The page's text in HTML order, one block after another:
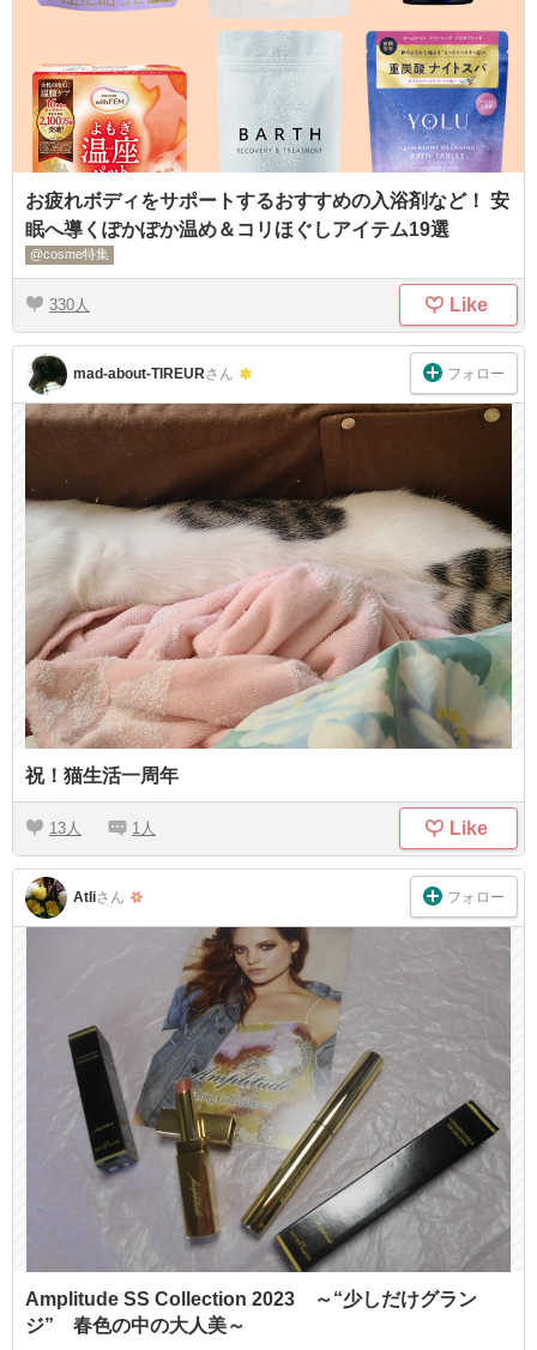
お疲れボディをサポートするおすすめの入浴剤など！ 安
眠へ導くぽかぽか温め＆コリほぐしアイテム19選
@cosme特集
330 Like
mad-about-TIREURさん フォロー
祝！猫生活一周年
13 1 Like
AtIiさん フォロー
Amplitude SS Collection 2023 ～“少しだけグラン
ジ” 春色の中の大人美～